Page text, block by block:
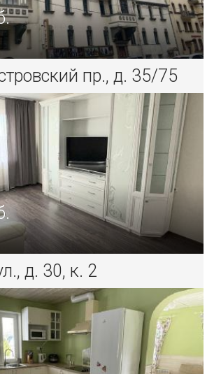
пр., д. 35/75
д. 30, к. 2